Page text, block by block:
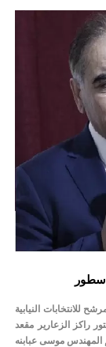
للانتخابات النيابية
راكز الزعارير مقعد